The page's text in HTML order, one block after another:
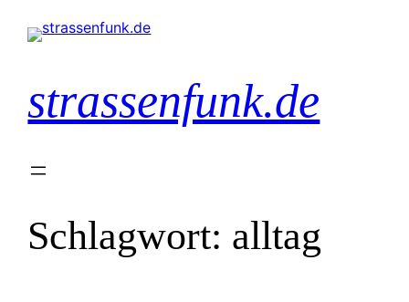
Inhalt
strassenfunk.de
Schlagwort: alltag